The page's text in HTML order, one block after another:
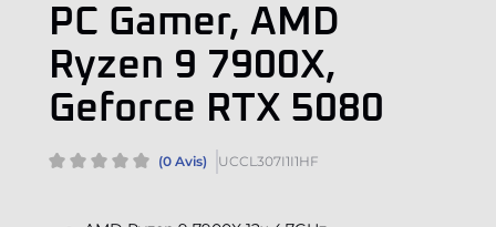
PC Gamer, AMD
Ryzen 9 7900X,
Geforce RTX 5080
(0 Avis) UCCL307I1I1HF